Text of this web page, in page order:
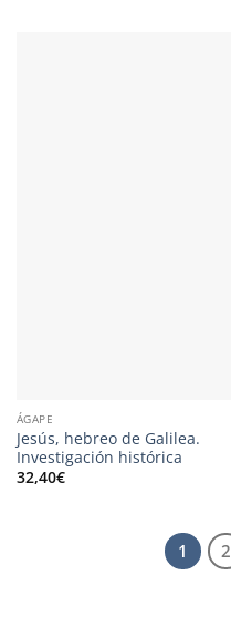
ÁGAPE
Jesús, hebreo de Galilea.
Investigación histórica
32,40€
1 2